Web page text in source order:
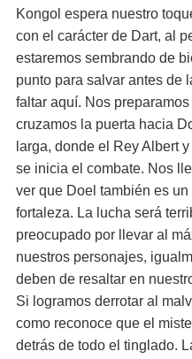
Kongol espera nuestro
con el carácter de Dart, al
estaremos sembrando de
punto para salvar antes de
faltar aquí. Nos
cruzamos la puerta hacia
larga, donde el Rey Albert
se inicia el combate. Nos
ver que Doel también es
fortaleza. La lucha será
preocupado por llevar al
nuestros personajes,
deben de resaltar en
Si logramos derrotar al
como reconoce que el
detrás de todo el tinglado.